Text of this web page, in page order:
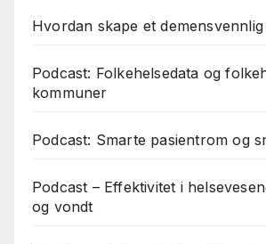
Hvordan skape et
Podcast: Folkehelsedata og
kommuner
Podcast: Smarte pasientrom og
Podcast – Effektivitet i
og vondt